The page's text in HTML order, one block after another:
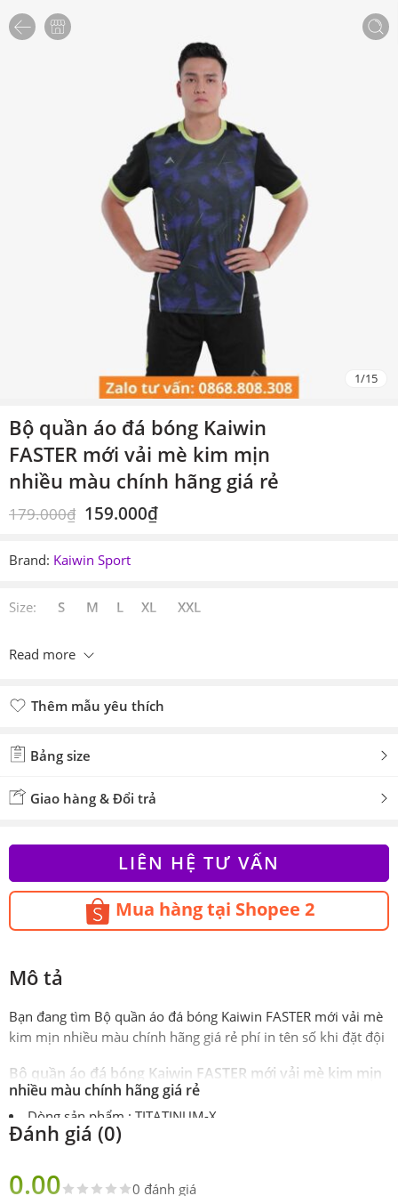
1/15
Bộ quần áo đá bóng Kaiwin
FASTER mới vải mè kim mịn
nhiều màu chính hãng giá rẻ
179.000₫ 159.000₫
Brand: Kaiwin Sport
Size: S M L XL XXL
Read more
Thêm mẫu yêu thích
Bảng size
Giao hàng & Đổi trả
LIÊN HỆ TƯ VẤN
Mua hàng tại Shopee 2
Mô tả
Bạn đang tìm Bộ quần áo đá bóng Kaiwin FASTER mới vải mè
kim mịn nhiều màu chính hãng giá rẻ phí in tên số khi đặt đội
Bộ quần áo đá bóng Kaiwin FASTER mới vải mè kim mịn
nhiều màu chính hãng giá rẻ
Dòng sản phẩm : TITATINUM-X
Chất liệu chất lượng cao- dòng
theo hình lục giác tạo ra một mặt vải đẹp, siêu thoáng tối ưu
Đánh giá (0)
0.00 0 đánh giá